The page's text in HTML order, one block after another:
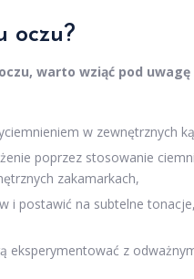
oczu?
warto wziąć pod
w zewnętrznych
poprzez stosowanie
zakamarkach,
i postawić na subtelne
eksperymentować z